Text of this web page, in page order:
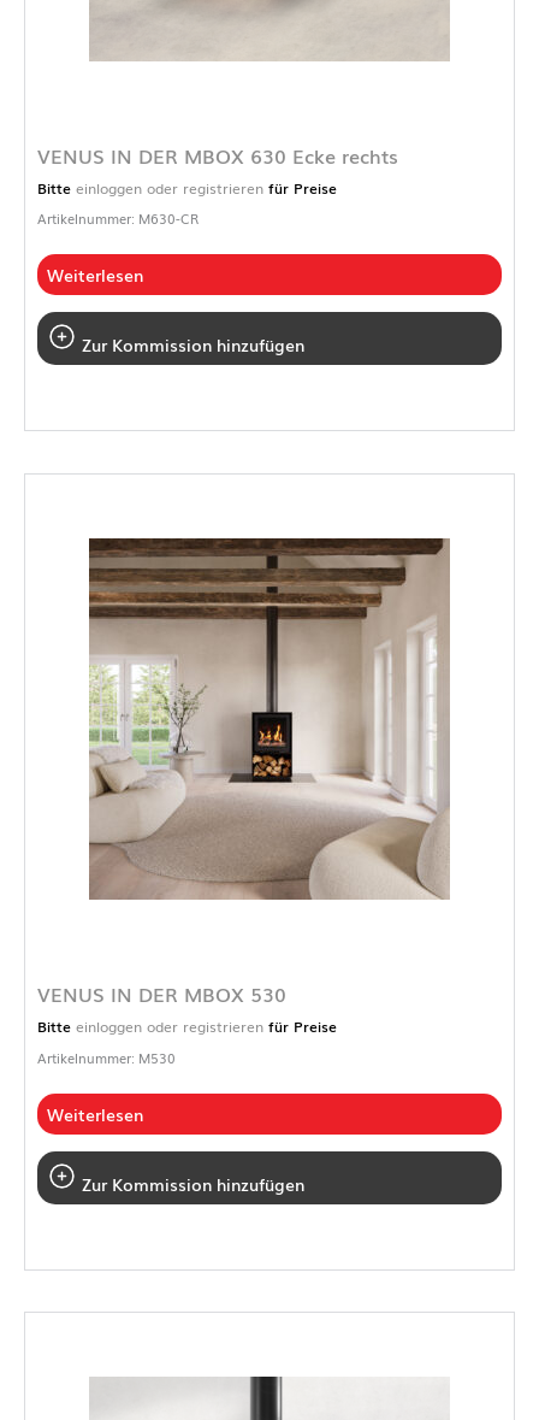
VENUS IN DER MBOX 630 Ecke rechts
Bitte einloggen oder registrieren für Preise
Artikelnummer: M630-CR
Weiterlesen
Zur Kommission hinzufügen
VENUS IN DER MBOX 530
Bitte einloggen oder registrieren für Preise
Artikelnummer: M530
Weiterlesen
Zur Kommission hinzufügen